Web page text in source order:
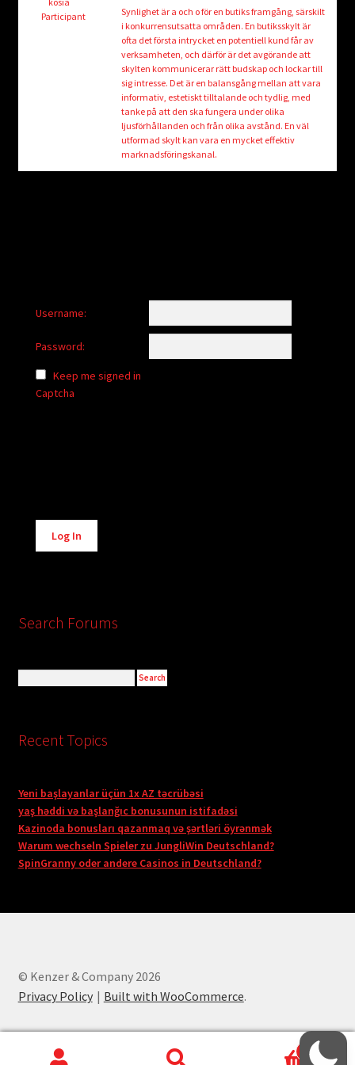
menu
Login/Create Account
Participant
Synlighet är a och o för en butiks framgång, särskilt
i konkurrensutsatta områden. En butiksskylt är
ofta det första intrycket en potentiell kund får av
verksamheten, och därför är det avgörande att
skylten kommunicerar rätt budskap och lockar till
sig intresse. Det är en balansgång mellan att vara
informativ, estetiskt tilltalande och tydlig, med
tanke på att den ska fungera under olika
ljusförhållanden och från olika avstånd. En väl
utformad skylt kan vara en mycket effektiv
marknadsföringskanal.
Username:
Password:
Keep me signed in
Captcha
Alternative:
Log In
Search Forums
Recent Topics
Yeni başlayanlar üçün 1x AZ təcrübəsi
yaş həddi və başlanğıc bonusunun istifadəsi
Kazinoda bonusları qazanmaq və şərtləri öyrənmək
Warum wechseln Spieler zu JungliWin Deutschland?
SpinGranny oder andere Casinos in Deutschland?
© Kenzer & Company 2026
Privacy Policy
Built with WooCommerce.